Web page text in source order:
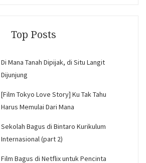
Top Posts
Di Mana Tanah Dipijak, di Situ Langit
Dijunjung
[Film Tokyo Love Story] Ku Tak Tahu
Harus Memulai Dari Mana
Sekolah Bagus di Bintaro Kurikulum
Internasional (part 2)
Film Bagus di Netflix untuk Pencinta